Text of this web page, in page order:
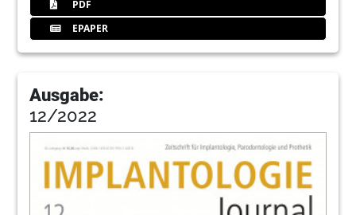
PDF
EPAPER
Ausgabe:
12/2022